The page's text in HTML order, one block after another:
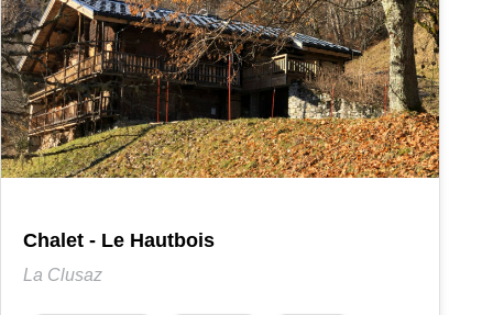
Chalet - Le Hautbois
La Clusaz